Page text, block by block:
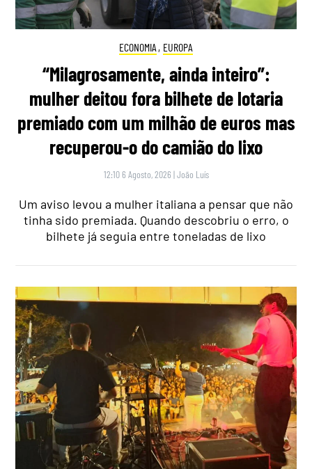
ECONOMIA , EUROPA
“Milagrosamente, ainda inteiro”:
mulher deitou fora bilhete de lotaria
premiado com um milhão de euros mas
recuperou-o do camião do lixo
12:10 6 Agosto, 2026 |João Luís
Um aviso levou a mulher italiana a pensar que não
tinha sido premiada. Quando descobriu o erro, o
bilhete já seguia entre toneladas de lixo